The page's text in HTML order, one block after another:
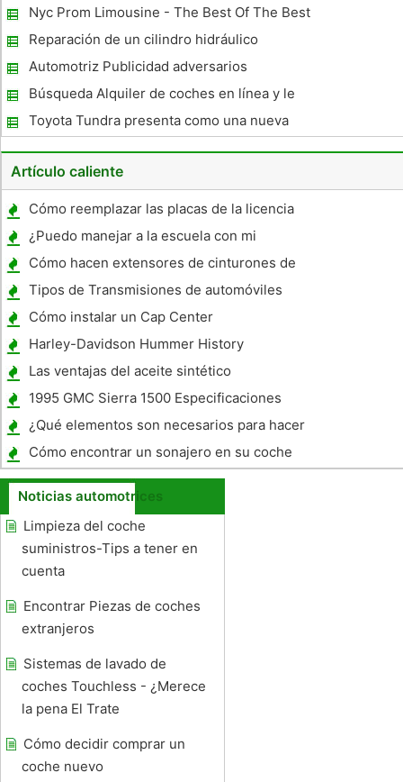
nuevo o usado
Nyc Prom Limousine - The Best Of The Best
Reparación de un cilindro hidráulico
soldado
Automotriz Publicidad adversarios
Anunciado
Búsqueda Alquiler de coches en línea y le
ahorrar dinero en alquiler de coches
Toyota Tundra presenta como una nueva
división
Artículo caliente
Cómo reemplazar las placas de la licencia
con el mismo nombre
¿Puedo manejar a la escuela con mi
permiso?
Cómo hacen extensores de cinturones de
seguridad de coches ?
Tipos de Transmisiones de automóviles
Cómo instalar un Cap Center
Harley-Davidson Hummer History
Las ventajas del aceite sintético
1995 GMC Sierra 1500 Especificaciones
¿Qué elementos son necesarios para hacer
una carrera de coches de hidrógeno?
Cómo encontrar un sonajero en su coche
Noticias automotrices
Limpieza del coche
suministros-Tips a tener en
cuenta
Encontrar Piezas de coches
extranjeros
Sistemas de lavado de
coches Touchless - ¿Merece
la pena El Trate
Cómo decidir comprar un
coche nuevo